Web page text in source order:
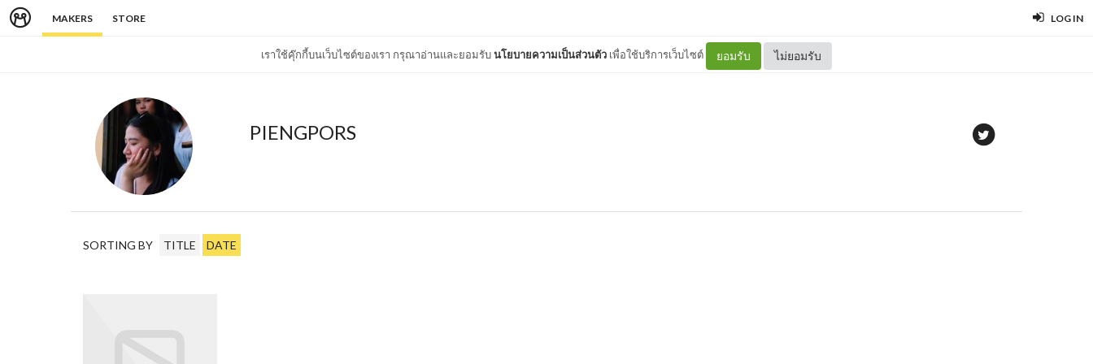
MAKERS STORE LOG IN
เราใช้คุ๊กกี้บนเว็บไซต์ของเรา กรุณาอ่านและยอมรับนโยบายความเป็นส่วนตัว เพื่อใช้บริการเว็บไซต์ ยอมรับ ไม่ยอมรับ
PIENGPORS
SORTING BY TITLE DATE